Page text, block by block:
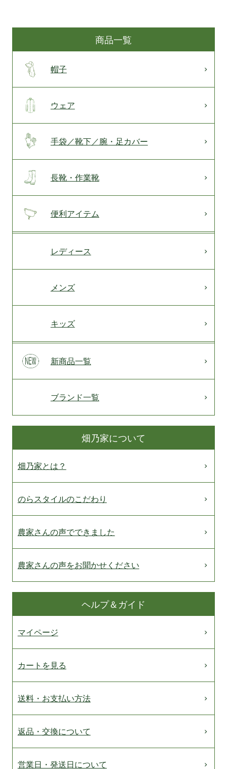
商品一覧
帽子
ウェア
手袋／靴下／腕・足カバー
長靴・作業靴
便利アイテム
レディース
メンズ
キッズ
新商品一覧
ブランド一覧
畑乃家について
畑乃家とは？
のらスタイルのこだわり
農家さんの声でできました
農家さんの声をお聞かせください
ヘルプ＆ガイド
マイページ
カートを見る
送料・お支払い方法
返品・交換について
営業日・発送日について